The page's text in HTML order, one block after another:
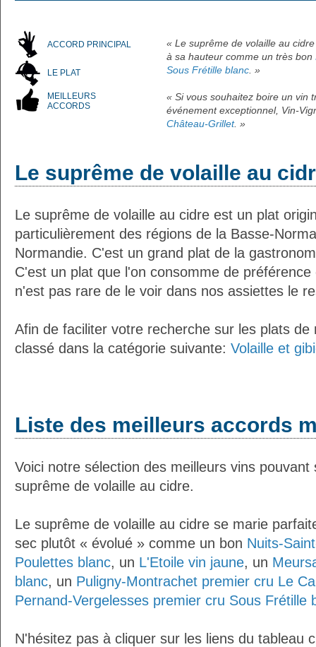
ACCORD PRINCIPAL
LE PLAT
MEILLEURS
ACCORDS
« Le suprême de volaille au
à sa hauteur comme un très bon
Sous Frétille blanc. »
« Si vous souhaitez boire un vin
événement exceptionnel, Vin-
Château-Grillet. »
Le suprême de volaille au
Le suprême de volaille au cidre est un plat
particulièrement des régions de la Basse-
Normandie. C'est un grand plat de la
C'est un plat que l'on consomme de
n'est pas rare de le voir dans nos assiettes le
Afin de faciliter votre recherche sur les plats
classé dans la catégorie suivante: Volaille et
Liste des meilleurs accords
Voici notre sélection des meilleurs vins pouvant
suprême de volaille au cidre.
Le suprême de volaille au cidre se marie
sec plutôt « évolué » comme un bon Nuits-
Poulettes blanc, un L'Etoile vin jaune, un
blanc, un Puligny-Montrachet premier cru Le
Pernand-Vergelesses premier cru Sous Frétille
N'hésitez pas à cliquer sur les liens du tableau